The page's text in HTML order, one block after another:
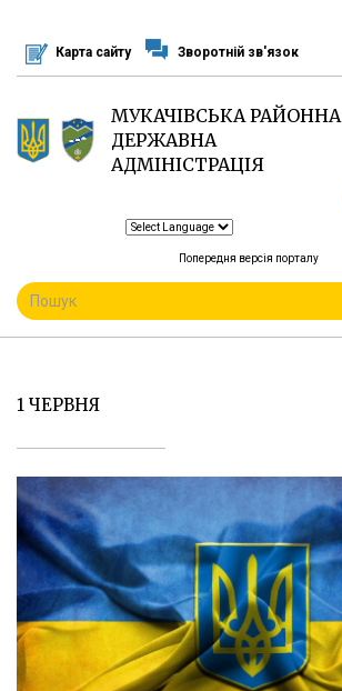
основного
матеріалу
Карта сайту Зворотній зв'язок
МУКАЧІВСЬКА РАЙОННА
ДЕРЖАВНА
АДМІНІСТРАЦІЯ
Попередня версія порталу
ПОШУКОВА
ФОРМА
Пошук
1 ЧЕРВНЯ